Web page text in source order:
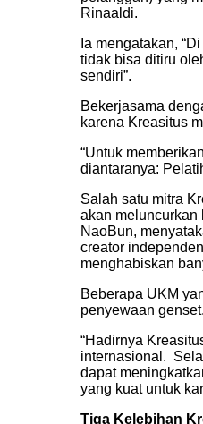
Rinaaldi.
Ia mengatakan,
tidak bisa ditiru
sendiri”.
Bekerjasama
karena Kreasitus
“Untuk
diantaranya:
Salah satu mitra
akan meluncurkan
NaoBun,
creator
menghabiskan
Beberapa UKM
penyewaan genset.
“Hadirnya
internasional.
dapat
yang kuat untuk
Tiga Kelebihan